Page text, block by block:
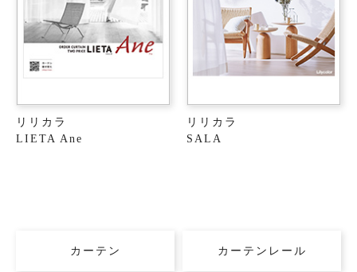
リリカラ
LIETA Ane
リリカラ
SALA
カーテン カーテンレール